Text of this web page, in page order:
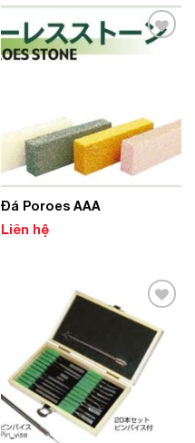
Đá Poroes AAA
Liên hệ
Add to
Wishlist